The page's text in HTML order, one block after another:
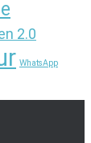
2.0
WhatsApp